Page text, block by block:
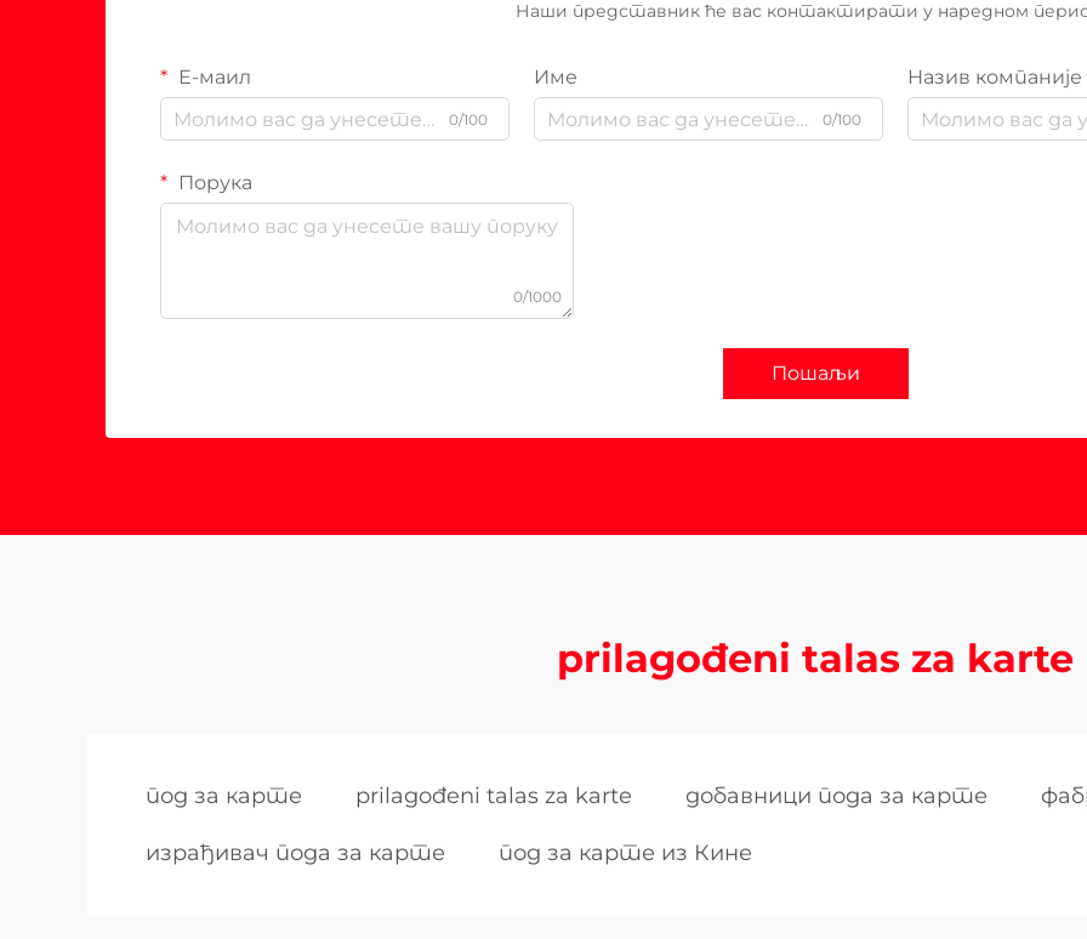
Наши представник ће вас контактирати у наредном
Е-маил
0/100
Име
0/100
Назив компаније
Порука
0/1000
Пошаљи
prilagođeni talas za karte
под за карте prilagođeni talas za karte добавници пода за карте
израђивач пода за карте под за карте из Кине